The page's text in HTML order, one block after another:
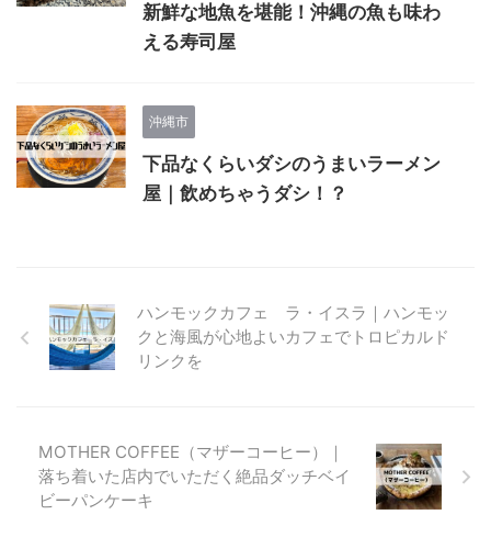
新鮮な地魚を堪能！沖縄の魚も味わ
える寿司屋
沖縄市
下品なくらいダシのうまいラーメン
屋｜飲めちゃうダシ！？
ハンモックカフェ ​ラ・イスラ｜ハンモッ
クと海風が心地よいカフェでトロピカルド
リンクを
MOTHER COFFEE（マザーコーヒー）｜
落ち着いた店内でいただく絶品ダッチベイ
ビーパンケーキ